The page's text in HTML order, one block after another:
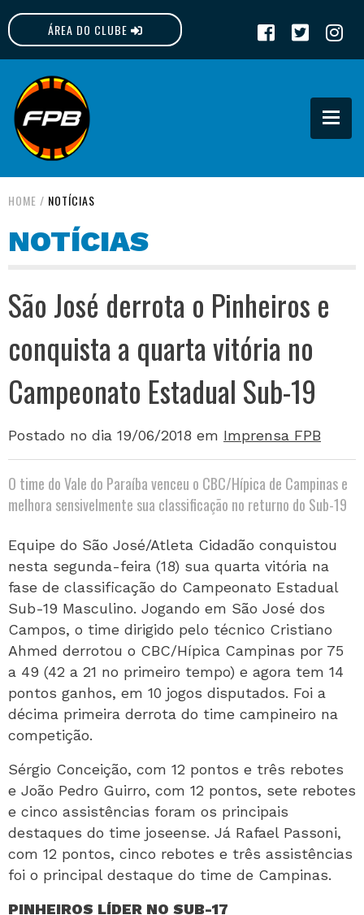
ÁREA DO CLUBE
FPB
HOME / NOTÍCIAS
NOTÍCIAS
São José derrota o Pinheiros e
conquista a quarta vitória no
Campeonato Estadual Sub-19
Postado no dia 19/06/2018 em Imprensa FPB
O time do Vale do Paraíba venceu o CBC/Hípica de Campinas e
melhora sensivelmente sua classificação no returno do Sub-19
Equipe do São José/Atleta Cidadão conquistou
nesta segunda-feira (18) sua quarta vitória na
fase de classificação do Campeonato Estadual
Sub-19 Masculino. Jogando em São José dos
Campos, o time dirigido pelo técnico Cristiano
Ahmed derrotou o CBC/Hípica Campinas por 75
a 49 (42 a 21 no primeiro tempo) e agora tem 14
pontos ganhos, em 10 jogos disputados. Foi a
décima primeira derrota do time campineiro na
competição.
Sérgio Conceição, com 12 pontos e três rebotes
e João Pedro Guirro, com 12 pontos, sete rebotes
e cinco assistências foram os principais
destaques do time joseense. Já Rafael Passoni,
com 12 pontos, cinco rebotes e três assistências
foi o principal destaque do time de Campinas.
PINHEIROS LÍDER NO SUB-17